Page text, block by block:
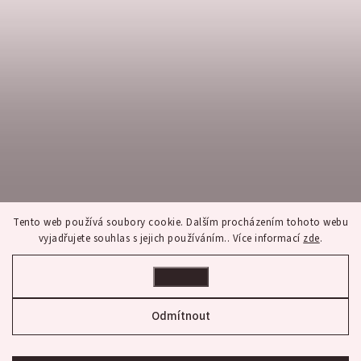
Tento web používá soubory cookie. Dalším procházením tohoto webu
vyjadřujete souhlas s jejich používáním.. Více informací zde.
Odmítnout
Sledovat na Instagramu